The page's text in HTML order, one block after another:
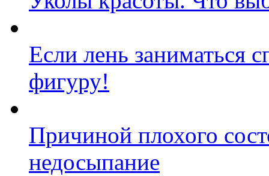
Если лень заниматься
фигуру!
Причиной плохого
недосыпание